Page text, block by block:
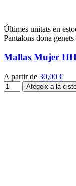
Últimes unitats en
Pantalons dona genets
Mallas Mujer
A partir de 30,00 €
Afegeix a la